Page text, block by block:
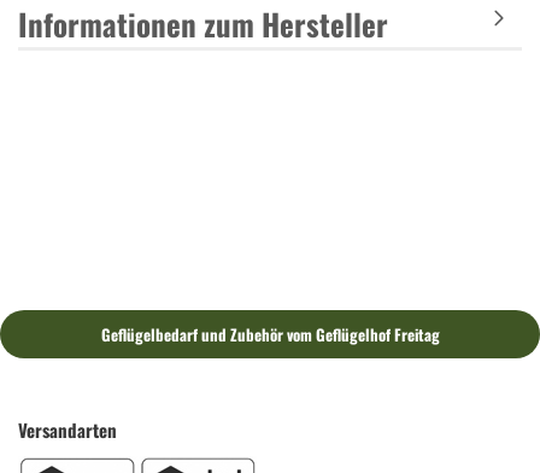
Informationen zum Hersteller
Geflügelbedarf und Zubehör vom Geflügelhof Freitag
Versandarten